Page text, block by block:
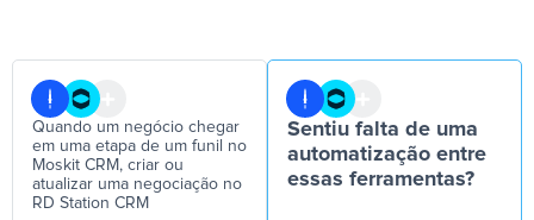
Quando um negócio chegar
em uma etapa de um funil no
Moskit CRM, criar ou
atualizar uma negociação no
RD Station CRM
Sentiu falta de uma
automatização entre
essas ferramentas?